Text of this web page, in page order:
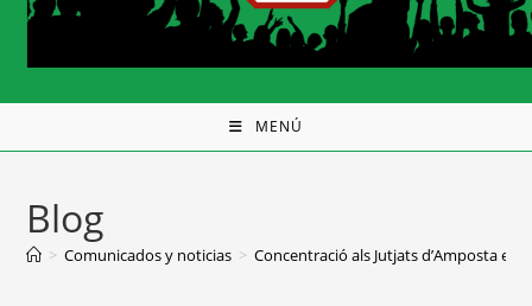
MENÚ
Blog
> Comunicados y noticias > Concentració als Jutjats d’Amposta en